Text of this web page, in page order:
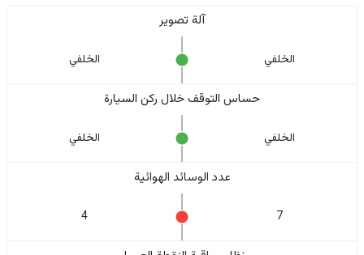
آلة تصوير
الخلفي الخلفي
حساس التوقف خلال ركن السيارة
الخلفي الخلفي
عدد الوسائد الهوائية
7
4